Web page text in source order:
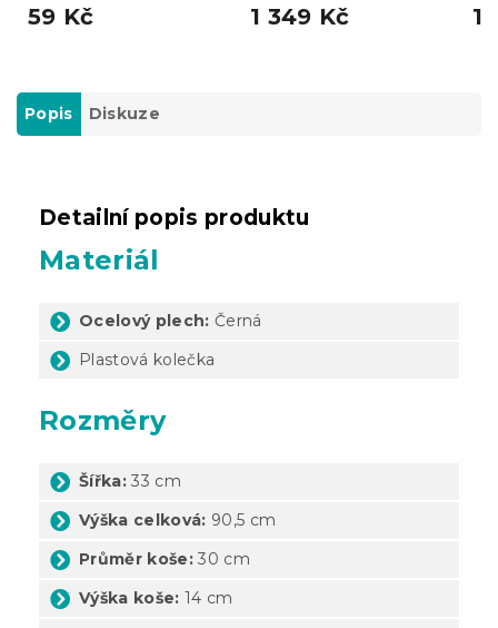
59 Kč 1 349 Kč 1
Popis Diskuze
Detailní popis produktu
Materiál
Ocelový plech: Černá
Plastová kolečka
Rozměry
Šířka: 33 cm
Výška celková: 90,5 cm
Průměr koše:30 cm
Výška koše:14 cm